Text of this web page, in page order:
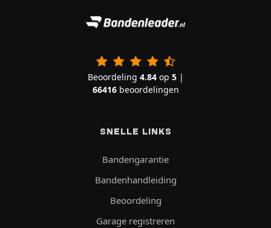
Beoordeling 4.84op 5|
66416beoordelingen
SNELLE LINKS
Bandengarantie
Bandenhandleiding
Beoordeling
Garage registreren